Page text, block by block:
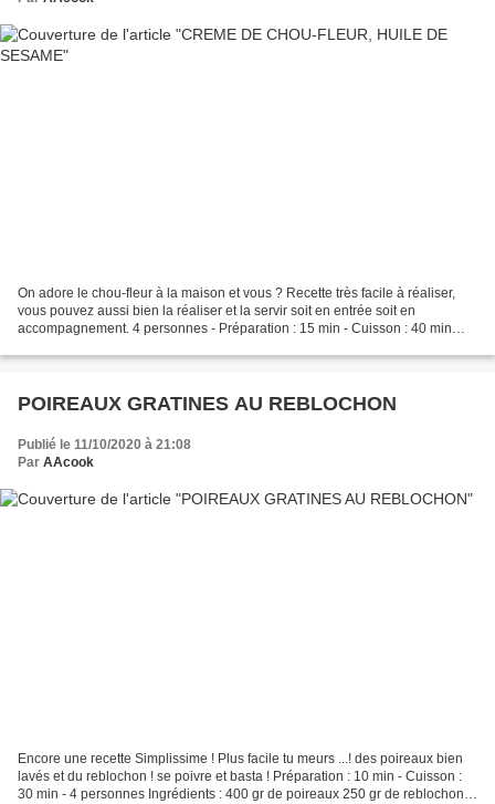
On adore le chou-fleur à la maison et vous ? Recette très facile à réaliser,
vous pouvez aussi bien la réaliser et la servir soit en entrée soit en
accompagnement. 4 personnes - Préparation : 15 min - Cuisson : 40 min
POIREAUX GRATINES AU REBLOCHON
Publié le 11/10/2020 à 21:08
Par AAcook
Encore une recette Simplissime ! Plus facile tu meurs ...! des poireaux bien
lavés et du reblochon ! se poivre et basta ! Préparation : 10 min - Cuisson :
30 min - 4 personnes Ingrédients : 400 gr de poireaux 250 gr de reblochon